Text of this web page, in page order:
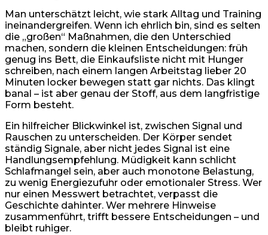
Man unterschätzt leicht, wie stark Alltag und Training
ineinandergreifen. Wenn ich ehrlich bin, sind es selten
die „großen“ Maßnahmen, die den Unterschied
machen, sondern die kleinen Entscheidungen: früh
genug ins Bett, die Einkaufsliste nicht mit Hunger
schreiben, nach einem langen Arbeitstag lieber 20
Minuten locker bewegen statt gar nichts. Das klingt
banal – ist aber genau der Stoff, aus dem langfristige
Form besteht.
Ein hilfreicher Blickwinkel ist, zwischen Signal und
Rauschen zu unterscheiden. Der Körper sendet
ständig Signale, aber nicht jedes Signal ist eine
Handlungsempfehlung. Müdigkeit kann schlicht
Schlafmangel sein, aber auch monotone Belastung,
zu wenig Energiezufuhr oder emotionaler Stress. Wer
nur einen Messwert betrachtet, verpasst die
Geschichte dahinter. Wer mehrere Hinweise
zusammenführt, trifft bessere Entscheidungen – und
bleibt ruhiger.